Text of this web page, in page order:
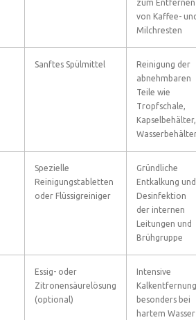
zum Entfernen
von Kaffee-
Milchresten
Sanftes Spülmittel
Reinigung der
abnehmbaren
Teile wie
Tropfschale,
Kapselbehälter,
Spezielle
Reinigungstabletten
oder Flüssigreiniger
Gründliche
Entkalkung und
Desinfektion
der internen
Leitungen und
Brühgruppe
Essig- oder
Zitronensäurelösung
(optional)
Intensive
besonders bei
hartem Wasser